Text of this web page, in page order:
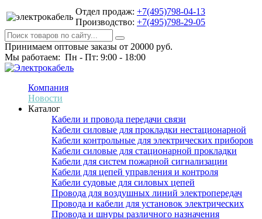
Отдел продаж: +7(495)798-04-13
Производство: +7(495)798-29-05
Принимаем оптовые заказы от 20000 руб.
Мы работаем: Пн - Пт: 9:00 - 18:00
Компания
Новости
Каталог
Кабели и провода передачи связи
Кабели силовые для прокладки нестационарной
Кабели контрольные для электрических приборов
Кабели силовые для стационарной прокладки
Кабели для систем пожарной сигнализации
Кабели для цепей управления и контроля
Кабели судовые для силовых цепей
Провода для воздушных линий электропередач
Провода и кабели для установок электрических
Провода и шнуры различного назначения